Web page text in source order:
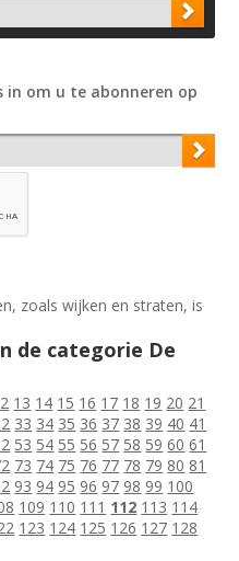
in om u te abonneren op
zoals wijken en straten, is
de categorie De
13 14 15 16 17 18 19 20 21
33 34 35 36 37 38 39 40 41
53 54 55 56 57 58 59 60 61
73 74 75 76 77 78 79 80 81
93 94 95 96 97 98 99 100
109 110 111 112 113 114
123 124 125 126 127 128